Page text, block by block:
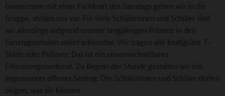
Gemeinsam mit einer Fachkraft des Ganztags gehen wir in die
Gruppe, stellen uns vor. Für viele Schülerinnen und Schüler sind
wir allerdings aufgrund unserer langjährigen Präsenz in den
Ganztagsschulen sofort erkennbar. Wir tragen alle knallgrüne T-
Shirts oder Pullover. Das ist ein unverwechselbares
Erkennungsmerkmal. Zu Beginn der Stunde gestalten wir ein
sogenanntes offenes Setting: Die Schülerinnen und Schüler dürfen
zeigen, was sie können.